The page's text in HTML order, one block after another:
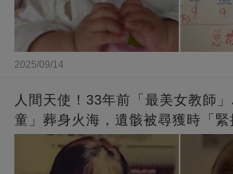
2025/09/14
人間天使！33年前「最美女教師
童」葬身火海，遺骸被尋獲時「
崩：真正的英雄不該被遺忘